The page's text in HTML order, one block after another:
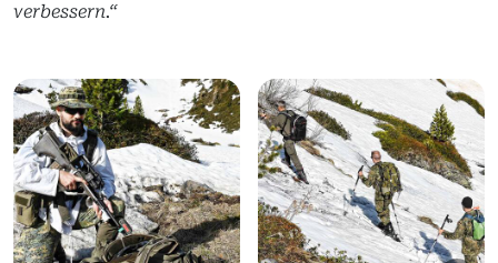
verbessern.“